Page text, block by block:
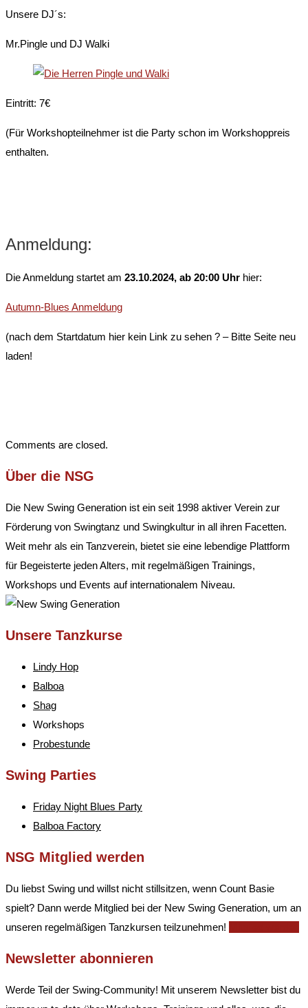
Unsere DJ´s:
Mr.Pingle und DJ Walki
Eintritt: 7€
(Für Workshopteilnehmer ist die Party schon im Workshoppreis
enthalten.
Anmeldung:
Die Anmeldung startet am 23.10.2024, ab 20:00 Uhr hier:
Autumn-Blues Anmeldung
(nach dem Startdatum hier kein Link zu sehen ? – Bitte Seite neu
laden!
Comments are closed.
Über die NSG
Die New Swing Generation ist ein seit 1998 aktiver Verein zur
Förderung von Swingtanz und Swingkultur in all ihren Facetten.
Weit mehr als ein Tanzverein, bietet sie eine lebendige Plattform
für Begeisterte jeden Alters, mit regelmäßigen Trainings,
Workshops und Events auf internationalem Niveau.
Unsere Tanzkurse
Lindy Hop
Balboa
Shag
Workshops
Probestunde
Swing Parties
Friday Night Blues Party
Balboa Factory
NSG Mitglied werden
Du liebst Swing und willst nicht stillsitzen, wenn Count Basie
spielt? Dann werde Mitglied bei der New Swing Generation, um an
unseren regelmäßigen Tanzkursen teilzunehmen!
Newsletter abonnieren
Werde Teil der Swing-Community! Mit unserem Newsletter bist du